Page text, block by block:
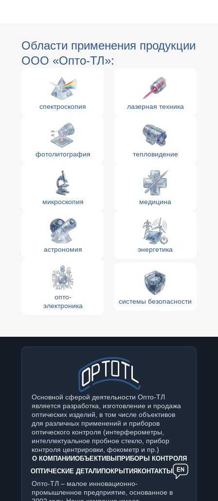
Области применения продукции
ООО «Опто-ТЛ»:
спектроскопия лазерная техника
фотолитография тепловидение
микроскопия медицина
астрономия энергетика
опто-
электроника
системы безопасности
Основной сферой деятельности Опто-ТЛ
является разработка, изготовление и продажа
оптических изделий, в том числе объективов
для различных применений и приборов
оптического контроля (интерферометры,
интеллектуальное пробное стекло, прибор
контроля центрировки, фокометр и пр.)
О КОМПАНИИОБЪЕКТИВЫ ПРИБОРЫ КОНТРОЛЯ
ОПТИЧЕСКИЕ ДЕТАЛИ ПОКРЫТИЯ КОНТАКТЫ
Опто-ТЛ – малое инновационно-
промышленное предприятие, основанное в